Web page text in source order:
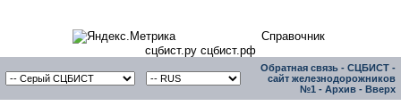
Справочник
сцбист.ру сцбист.рф
Обратная связь - СЦБИСТ -
сайт железнодорожников
№1 - Архив - Вверх